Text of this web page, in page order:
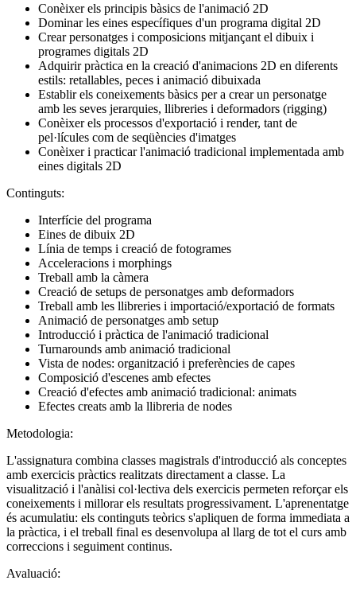
Conèixer els principis bàsics de l'animació 2D
Dominar les eines específiques d'un programa digital 2D
Crear personatges i composicions mitjançant el dibuix i
programes digitals 2D
Adquirir pràctica en la creació d'animacions 2D en diferents
estils: retallables, peces i animació dibuixada
Establir els coneixements bàsics per a crear un personatge
amb les seves jerarquies, llibreries i deformadors (rigging)
Conèixer els processos d'exportació i render, tant de
pel·lícules com de seqüències d'imatges
Conèixer i practicar l'animació tradicional implementada amb
eines digitals 2D
Continguts:
Interfície del programa
Eines de dibuix 2D
Línia de temps i creació de fotogrames
Acceleracions i morphings
Treball amb la càmera
Creació de setups de personatges amb deformadors
Treball amb les llibreries i importació/exportació de formats
Animació de personatges amb setup
Introducció i pràctica de l'animació tradicional
Turnarounds amb animació tradicional
Vista de nodes: organització i preferències de capes
Composició d'escenes amb efectes
Creació d'efectes amb animació tradicional: animats
Efectes creats amb la llibreria de nodes
Metodologia:
L'assignatura combina classes magistrals d'introducció als conceptes
amb exercicis pràctics realitzats directament a classe. La
visualització i l'anàlisi col·lectiva dels exercicis permeten reforçar els
coneixements i millorar els resultats progressivament. L'aprenentatge
és acumulatiu: els continguts teòrics s'apliquen de forma immediata a
la pràctica, i el treball final es desenvolupa al llarg de tot el curs amb
correccions i seguiment continus.
Avaluació: